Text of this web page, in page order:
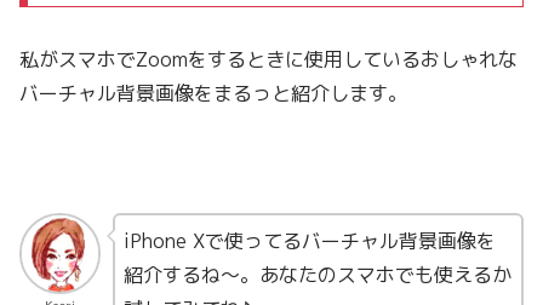
私がスマホでZoomをするときに使用しているおしゃれな
バーチャル背景画像をまるっと紹介します。
iPhone Xで使ってるバーチャル背景画像を
紹介するね〜。あなたのスマホでも使えるか